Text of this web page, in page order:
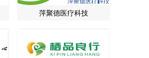
萍聚德医疗科技